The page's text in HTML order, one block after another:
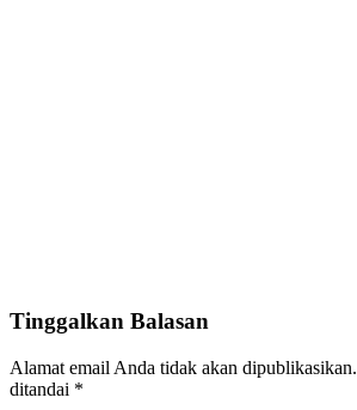
Tinggalkan Balasan
Alamat email Anda tidak akan dipublikasikan.
ditandai *